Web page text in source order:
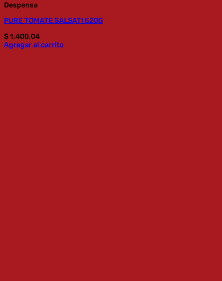
Despensa
PURE TOMATE SALSATI 520G
$1.400,04
Agregar al carrito